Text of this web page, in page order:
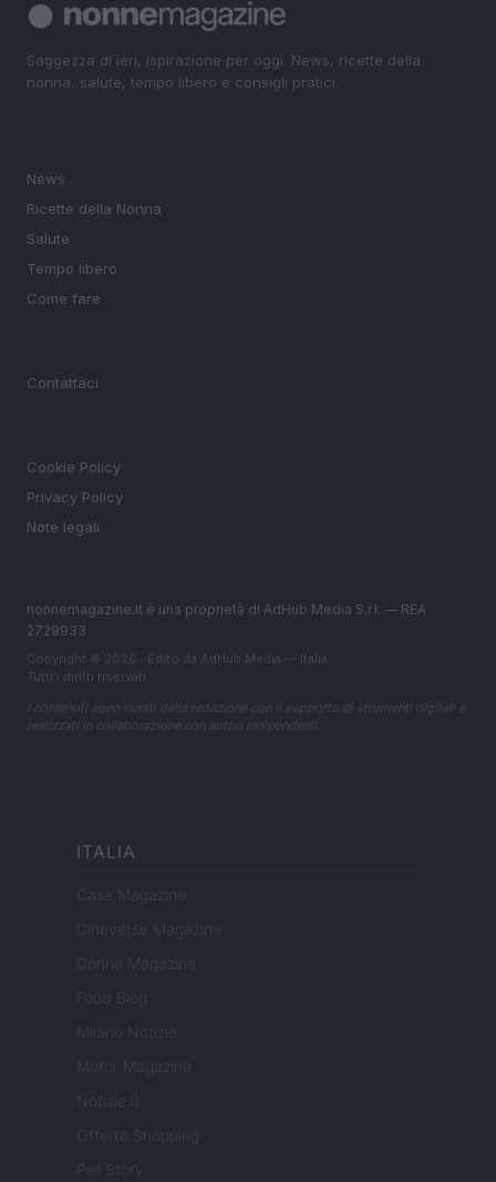
Saggezza di ieri, ispirazione per oggi. News, ricette della
nonna, salute, tempo libero e consigli pratici.
News
Ricette della Nonna
Salute
Tempo libero
Come fare
Contattaci
Cookie Policy
Privacy Policy
Note legali
nonnemagazine.it è una proprietà di AdHub Media S.r.l. — REA
2729933
Copyright © 2026 · Edito da AdHub Media — Italia
Tutti i diritti riservati
I contenuti sono curati dalla redazione con il supporto di strumenti digitali e
realizzati in collaborazione con autori indipendenti.
ITALIA
Casa Magazine
Cineverse Magazine
Donne Magazine
Food Blog
Milano Notizie
Motor Magazine
Notizie.it
Offerte Shopping
Pet Story